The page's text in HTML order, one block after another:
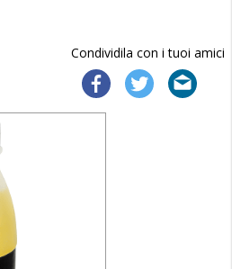
Condividila con i tuoi amici